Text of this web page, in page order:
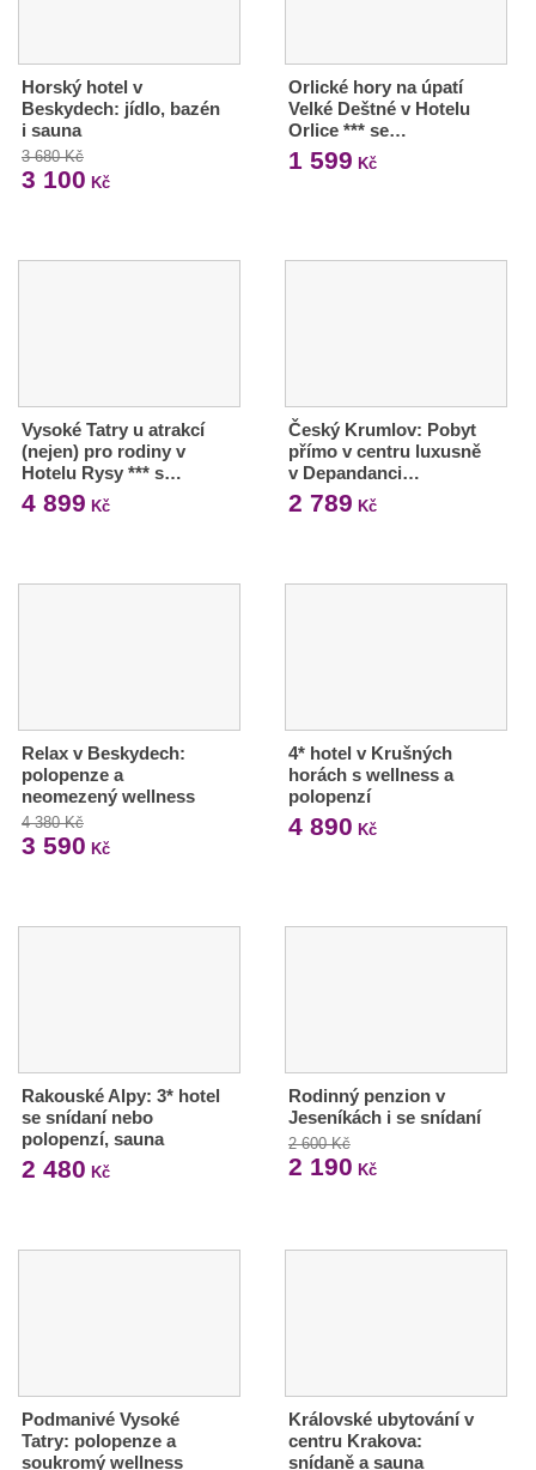
Horský hotel v
Beskydech: jídlo, bazén
i sauna
3 680 Kč
3 100 Kč
Orlické hory na úpatí
Velké Deštné v Hotelu
Orlice *** se…
1 599 Kč
Vysoké Tatry u atrakcí
(nejen) pro rodiny v
Hotelu Rysy *** s…
4 899 Kč
Český Krumlov: Pobyt
přímo v centru luxusně
v Depandanci…
2 789 Kč
Relax v Beskydech:
polopenze a
neomezený wellness
4 380 Kč
3 590 Kč
4* hotel v Krušných
horách s wellness a
polopenzí
4 890 Kč
Rakouské Alpy: 3* hotel
se snídaní nebo
polopenzí, sauna
2 480 Kč
Rodinný penzion v
Jeseníkách i se snídaní
2 600 Kč
2 190 Kč
Podmanivé Vysoké
Tatry: polopenze a
soukromý wellness
Královské ubytování v
centru Krakova:
snídaně a sauna